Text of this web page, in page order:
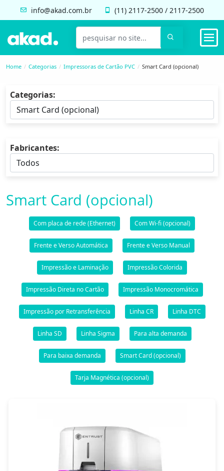
info@akad.com.br (11) 2117-2500 / 2117-2500
Home Categorias Impressoras de Cartão PVC Smart Card (opcional)
Categorias:
Fabricantes:
Smart Card (opcional)
Com placa de rede (Ethernet) Com Wi-fi (opcional)
Frente e Verso Automática Frente e Verso Manual
Impressão e Laminação Impressão Colorida
Impressão Direta no Cartão Impressão Monocromática
Impressão por Retransferência Linha CR Linha DTC
Linha SD Linha Sigma Para alta demanda
Para baixa demanda Smart Card (opcional)
Tarja Magnética (opcional)